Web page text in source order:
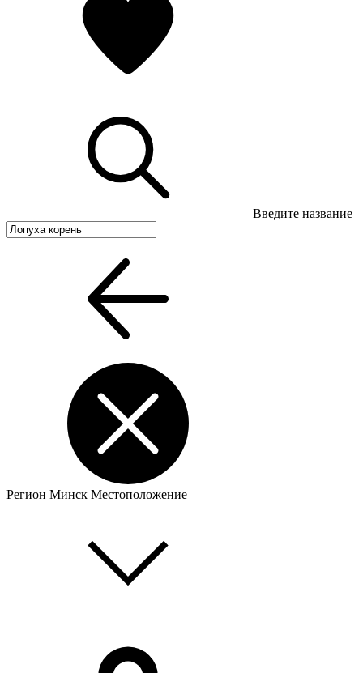
Введите название
Регион Минск Местоположение